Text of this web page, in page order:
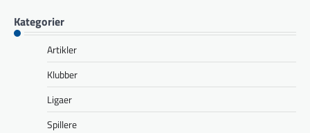
Kategorier
Artikler
Klubber
Ligaer
Spillere